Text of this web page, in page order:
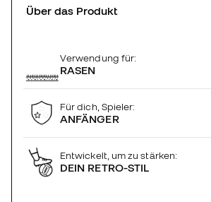
Über das Produkt
Verwendung für:
RASEN
Für dich, Spieler:
ANFÄNGER
Entwickelt, um zu stärken:
DEIN RETRO-STIL